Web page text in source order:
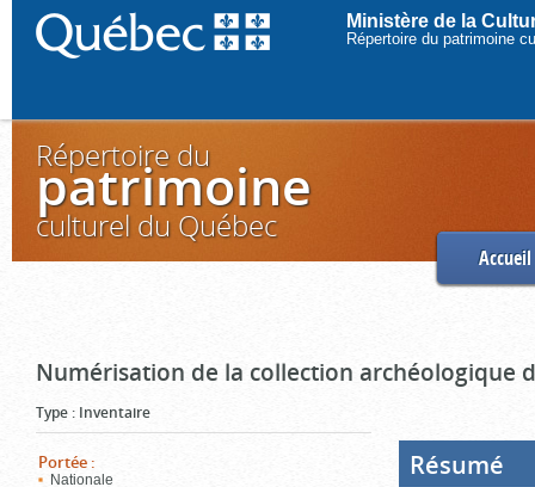
Ministère de la
Répertoire du patrimoine
Répertoire du
patrimoine
culturel du Québec
Accueil
Numérisation de la collection archéologique
Type : Inventaire
Portée :
Nationale Résumé